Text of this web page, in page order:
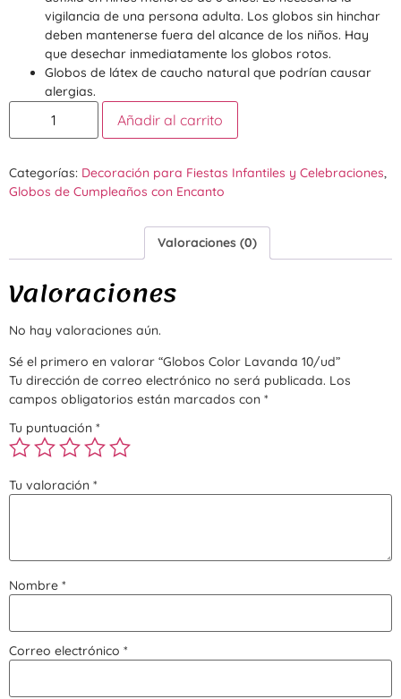
vigilancia de una persona adulta. Los globos sin hinchar
deben mantenerse fuera del alcance de los niños. Hay
que desechar inmediatamente los globos rotos.
Globos de látex de caucho natural que podrían causar
alergias.
Añadir al carrito
Categorías: Decoración para Fiestas Infantiles y Celebraciones,
Globos de Cumpleaños con Encanto
Valoraciones (0)
Valoraciones
No hay valoraciones aún.
Sé el primero en valorar “Globos Color Lavanda 10/ud”
Tu dirección de correo electrónico no será publicada. Los
campos obligatorios están marcados con *
Tu puntuación *
Tu valoración *
Nombre *
Correo electrónico *